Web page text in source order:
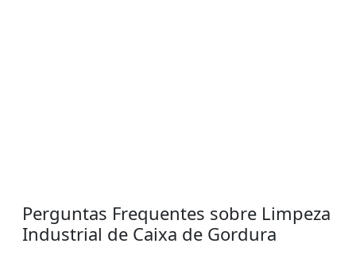
Perguntas Frequentes sobre Limpeza
Industrial de Caixa de Gordura